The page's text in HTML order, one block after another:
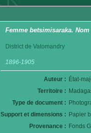
Femme betsimisaraka.
District de Vatomandry
1896-1905
Auteur : État-
Territoire :
Type de document :
Support et dimensions : Papier
Provenance : Fonds